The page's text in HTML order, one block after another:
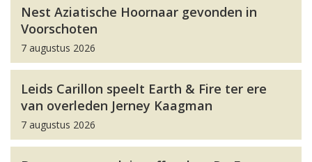
Nest Aziatische Hoornaar gevonden in
Voorschoten
7 augustus 2026
Leids Carillon speelt Earth & Fire ter ere
van overleden Jerney Kaagman
7 augustus 2026